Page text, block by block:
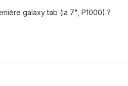
galaxy tab (la 7", P1000) ?